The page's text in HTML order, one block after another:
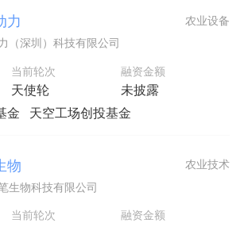
力
（深圳）科技有限公司
当前轮次
天使轮
融资金额
未披露
农业设备
金 天空工场创投基金
物
生物科技有限公司
当前轮次 融资金额
农业技术